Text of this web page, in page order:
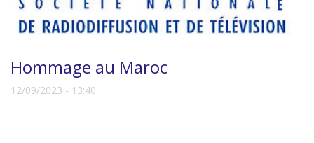
Hommage au Maroc
12/09/2023 - 13:40